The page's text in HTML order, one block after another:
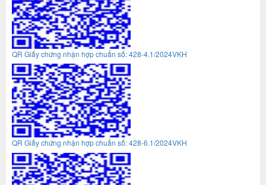
QR Giấy chứng nhận hợp chuẩn số: 428-4.1/2024VKH
QR Giấy chứng nhận hợp chuẩn số: 428-6.1/2024VKH